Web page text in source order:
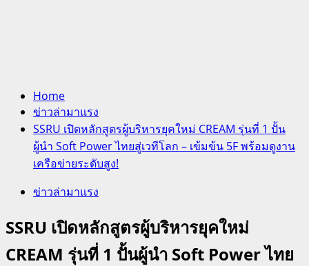
Home
ข่าวล่ามาแรง
SSRU เปิดหลักสูตรผู้บริหารยุคใหม่ CREAM รุ่นที่ 1 ปั้น
ผู้นำ Soft Power ไทยสู่เวทีโลก – เข้มข้น 5F พร้อมดูงาน
เครือข่ายระดับสูง!
ข่าวล่ามาแรง
SSRU เปิดหลักสูตรผู้บริหารยุคใหม่
CREAM รุ่นที่ 1 ปั้นผู้นำ Soft Power ไทย